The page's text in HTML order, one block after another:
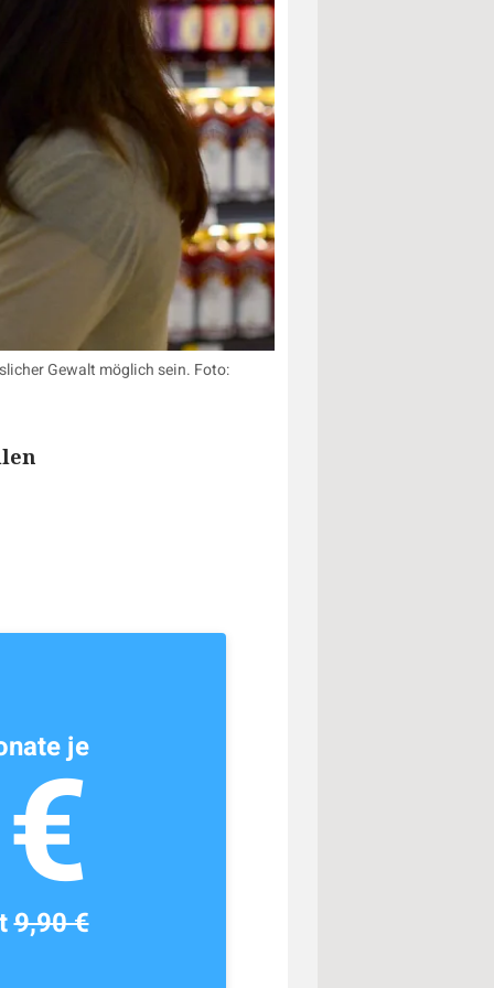
Gewalt möglich sein. Foto:
je
9,90 €